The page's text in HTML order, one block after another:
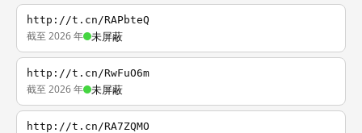
http://t.cn/RAPbteQ
截至 2026 年 未屏蔽
http://t.cn/RwFuO6m
截至 2026 年 未屏蔽
http://t.cn/RA7ZQMO